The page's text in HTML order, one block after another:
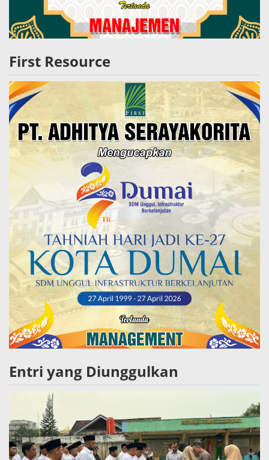
First Resource
Entri yang Diunggulkan